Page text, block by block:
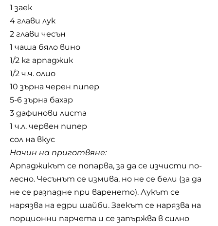
1 заек
4 глави лук
2 глави чесън
1 чаша бяло вино
1/2 кг арпаджик
1/2 ч.ч. олио
10 зърна черен пипер
5-6 зърна бахар
3 дафинови листа
1 ч.л. червен пипер
сол на вкус
Начин на приготвяне:
Арпаджикът се попарва, за да се изчисти по-
лесно. Чесънът се измива, но не се бели (за да
не се разпадне при варенето). Лукът се
нарязва на едри шайби. Заекът се нарязва на
порционни парчета и се запържва в силно